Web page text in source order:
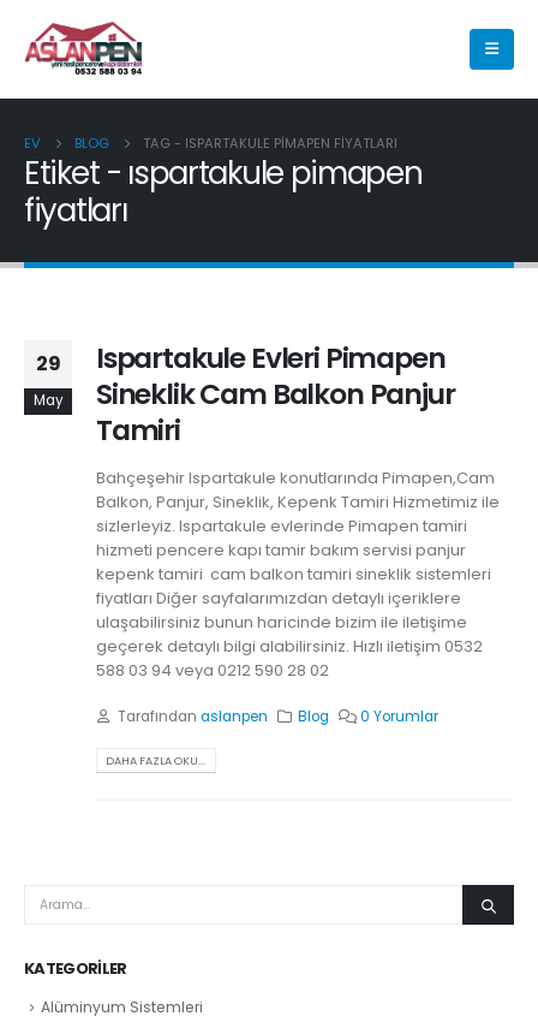
EV BLOG TAG - ISPARTAKULE PIMAPEN FIYATLARI
Etiket - ıspartakule pimapen
fiyatları
29
May
Ispartakule Evleri Pimapen
Sineklik Cam Balkon Panjur
Tamiri
Bahçeşehir Ispartakule konutlarında Pimapen,Cam
Balkon, Panjur, Sineklik, Kepenk Tamiri Hizmetimiz ile
sizlerleyiz. Ispartakule evlerinde Pimapen tamiri
hizmeti pencere kapı tamir bakım servisi panjur
kepenk tamiri cam balkon tamiri sineklik sistemleri
fiyatları Diğer sayfalarımızdan detaylı içeriklere
ulaşabilirsiniz bunun haricinde bizim ile iletişime
geçerek detaylı bilgi alabilirsiniz. Hızlı iletişim 0532
588 03 94 veya 0212 590 28 02
Tarafından aslanpen Blog 0 Yorumlar
DAHA FAZLA OKU...
KATEGORILER
Alüminyum Sistemleri